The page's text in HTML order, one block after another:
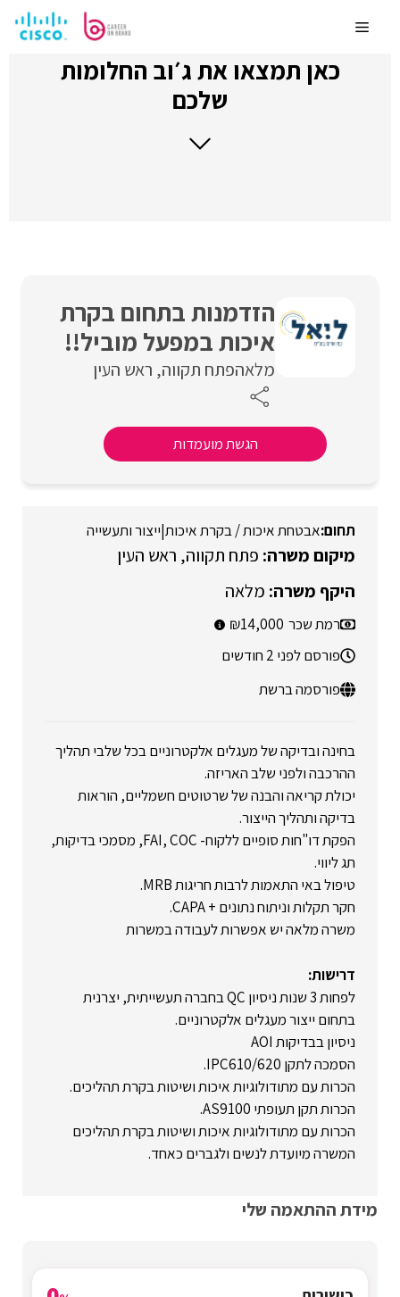
לתוכןMenu
כאן תמצאו את ג׳וב החלומות
שלכם
הזדמנות בתחום בקרת
איכות במפעל מוביל!!
מלאהפתח תקווה ראש העין
הגשת מועמדות
אבטחת איכות / בקרת איכות|ייצור ותעשייה
פתח תקווה ראש העין
מלאה
רמת שכר 14,000
פורסם לפני 2 חודשים
פורסמה ברשת
בחינה ובדיקה של מעגלים אלקטרוניים בכל שלבי תהליך
ההרכבה ולפני שלב האריזה.
יכולת קריאה והבנה של שרטוטים חשמליים, הוראות
בדיקה ותהליך הייצור.
הפקת דו"חות סופיים ללקוח- FAI, COC, מסמכי בדיקות,
תג ליווי.
טיפול באי התאמות לרבות חריגות MRB.
חקר תקלות וניתוח נתונים + CAPA.
משרה מלאה יש אפשרות לעבודה במשרות
דרישות:
לפחות 3 שנות ניסיון QC בחברה תעשייתית, יצרנית
בתחום ייצור מעגלים אלקטרוניים.
ניסיון בבדיקות AOI
הסמכה לתקן IPC610/620.
הכרות עם מתודולוגיות איכות ושיטות בקרת תהליכים.
הכרות תקן תעופתי AS9100.
הכרות עם מתודולוגיות איכות ושיטות בקרת תהליכים
המשרה מיועדת לנשים ולגברים כאחד.
מידת ההתאמה שלי